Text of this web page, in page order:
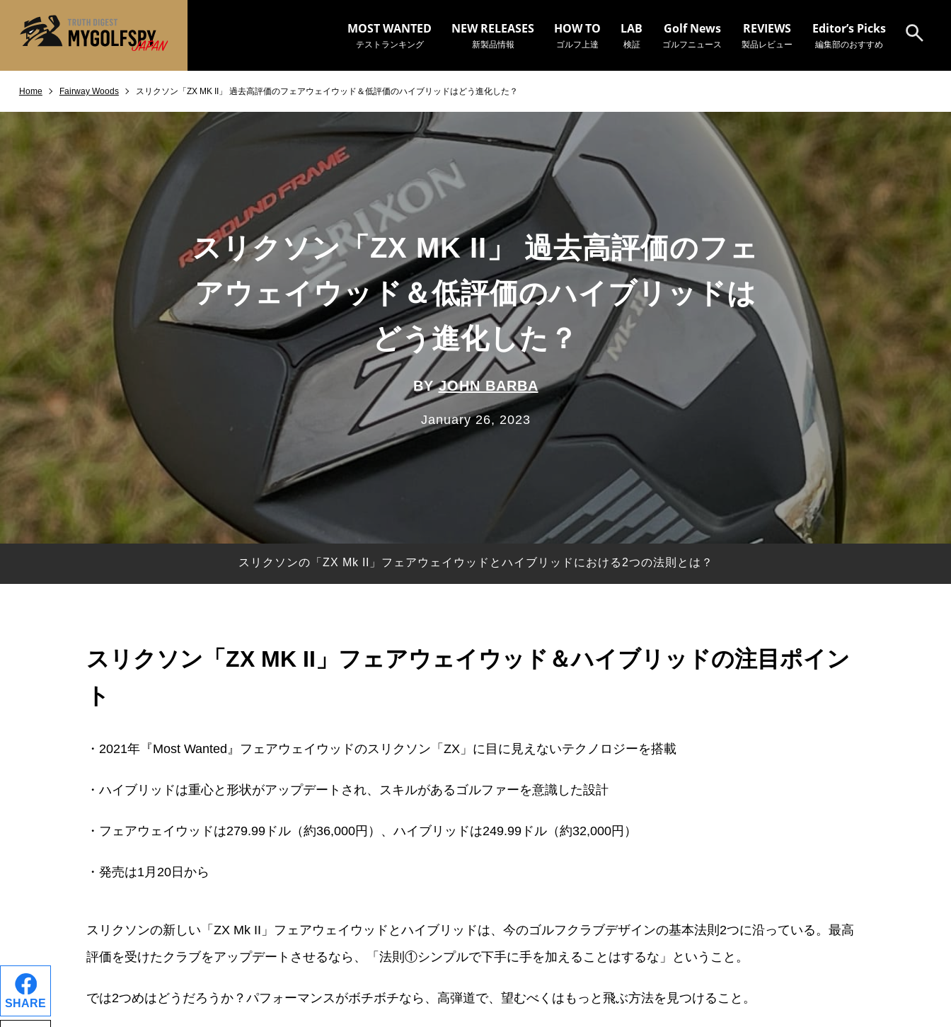
MOST WANTED
テストランキング
NEW RELEASES
新製品情報
HOW TO
ゴルフ上達
LAB
検証
Golf News
ゴルフニュース
REVIEWS
製品レビュー
Editor’s Picks
編集部のおすすめ
Home Fairway Woods スリクソン「ZX MK II」 過去高評価のフェアウェイウッド＆低評価のハイブリッドはどう進化した？
SHARE
スリクソン「ZX MK II」 過去高評価のフェ
アウェイウッド＆低評価のハイブリッドは
どう進化した？
BYJOHN BARBA
January 26, 2023
スリクソンの「ZX Mk II」フェアウェイウッドとハイブリッドにおける2つの法則とは？
スリクソン「ZX MK II」フェアウェイウッド＆ハイブリッドの注目ポイン
ト
・2021年『Most Wanted』フェアウェイウッドのスリクソン「ZX」に目に見えないテクノロジーを搭載
・ハイブリッドは重心と形状がアップデートされ、スキルがあるゴルファーを意識した設計
・フェアウェイウッドは279.99ドル（約36,000円）、ハイブリッドは249.99ドル（約32,000円）
・発売は1月20日から
スリクソンの新しい「ZX Mk II」フェアウェイウッドとハイブリッドは、今のゴルフクラブデザインの基本法則2つに沿っている。最高
評価を受けたクラブをアップデートさせるなら、「法則①シンプルで下手に手を加えることはするな」ということ。
では2つめはどうだろうか？パフォーマンスがボチボチなら、高弾道で、望むべくはもっと飛ぶ方法を見つけること。
MOST WANTED
HOW TO ゴルフ上達・実践テクニック
テスト・データ検証
Golf News ゴルフニュース
製品レビュー
DRIVERS ドライバー
FAIRWAY WOODS フェアウェイウッド
HYBRIDS
WEDGES ウェッジ
PUTTERS
OTHER
編集部のおすすめ
Our Team
Our Mission 私たちの使命
※メーカー名やクラブ名など、検索したい事柄を入力してください。